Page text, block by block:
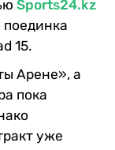
Sports24.kz
поединка
15.
Арене», а
пока
уже